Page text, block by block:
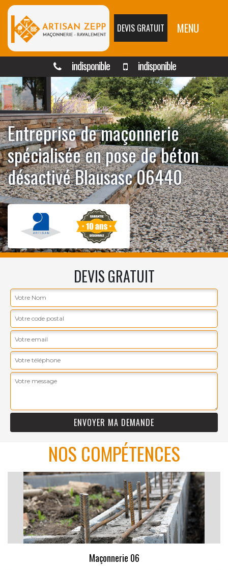
DEVIS GRATUIT MENU
indisponible indisponible
Entreprise de maçonnerie
spécialisée en pose de béton
désactivé Blausasc 06440
DEVIS GRATUIT
NOS COMPÉTENCES
Maçonnerie 06